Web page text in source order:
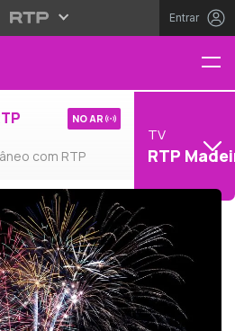
Entrar
com RTP
NO AR
TV
RTP